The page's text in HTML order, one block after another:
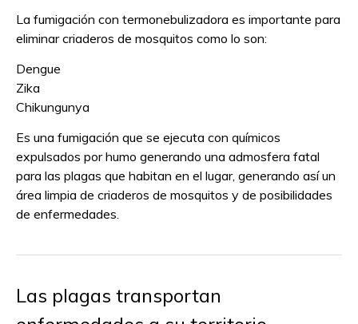
La fumigación con termonebulizadora es importante para
eliminar criaderos de mosquitos como lo son:
Dengue
Zika
Chikungunya
Es una fumigación que se ejecuta con químicos
expulsados por humo generando una admosfera fatal
para las plagas que habitan en el lugar, generando así un
área limpia de criaderos de mosquitos y de posibilidades
de enfermedades.
Las plagas transportan